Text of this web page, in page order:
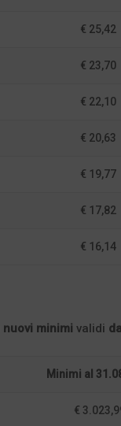
€ 25,42
€ 23,70
€ 22,10
€ 20,63
€ 19,77
€ 17,82
€ 16,14
nuovi minimi validi
Minimi al
€